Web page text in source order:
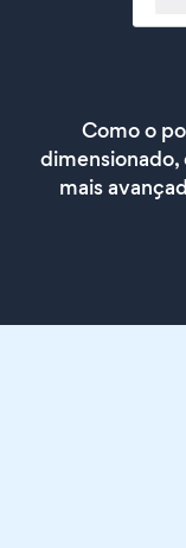
Como o
dimensionado,
mais